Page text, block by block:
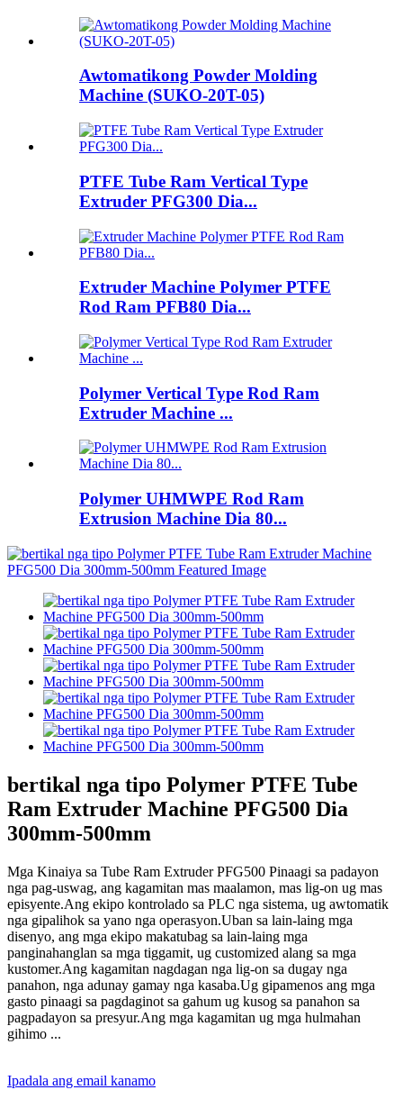
Awtomatikong Powder Molding
Machine (SUKO-20T-05)
PTFE Tube Ram Vertical Type
Extruder PFG300 Dia...
Extruder Machine Polymer PTFE
Rod Ram PFB80 Dia...
Polymer Vertical Type Rod Ram
Extruder Machine ...
Polymer UHMWPE Rod Ram
Extrusion Machine Dia 80...
bertikal nga tipo Polymer PTFE Tube
Ram Extruder Machine PFG500 Dia
300mm-500mm
Mga Kinaiya sa Tube Ram Extruder PFG500 Pinaagi sa padayon
nga pag-uswag, ang kagamitan mas maalamon, mas lig-on ug mas
episyente.Ang ekipo kontrolado sa PLC nga sistema, ug awtomatik
nga gipalihok sa yano nga operasyon.Uban sa lain-laing mga
disenyo, ang mga ekipo makatubag sa lain-laing mga
panginahanglan sa mga tiggamit, ug customized alang sa mga
kustomer.Ang kagamitan nagdagan nga lig-on sa dugay nga
panahon, nga adunay gamay nga kasaba.Ug gipamenos ang mga
gasto pinaagi sa pagdaginot sa gahum ug kusog sa panahon sa
pagpadayon sa presyur.Ang mga kagamitan ug mga hulmahan
gihimo ...
Ipadala ang email kanamo